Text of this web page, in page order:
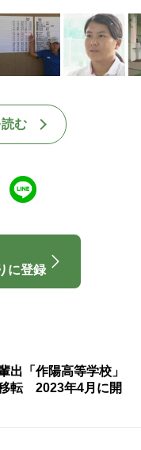
む
に登録
出「作陽高等学校」
転 2023年4月に開